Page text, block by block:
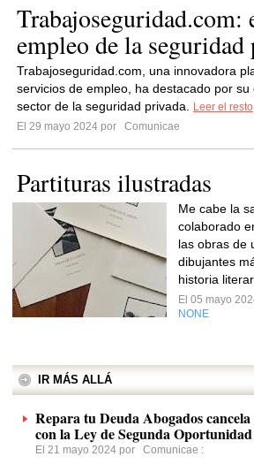
Trabajoseguridad.com:
empleo de la seguridad
Trabajoseguridad.com, una innovadora
servicios de empleo, ha destacado por
sector de la seguridad privada.
Leer el resto
El 29 mayo 2024 por
Comunicae
Partituras ilustradas
Me cabe la
colaborado
las obras de
dibujantes
historia
El 05 mayo
NONE
IR MÁS ALLÁ
Repara tu Deuda Abogados
con la Ley de Segunda Oportunidad
El 21 mayo 2024 por Comunicae :